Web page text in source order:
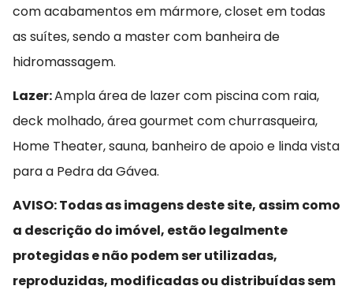
com acabamentos em mármore, closet em todas
as suítes, sendo a master com banheira de
hidromassagem.
Lazer:Ampla área de lazer com piscina com raia,
deck molhado, área gourmet com churrasqueira,
Home Theater, sauna, banheiro de apoio e linda vista
para a Pedra da Gávea.
AVISO: Todas as imagens deste site, assim como
a descrição do imóvel, estão legalmente
protegidas e não podem ser utilizadas,
reproduzidas, modificadas ou distribuídas sem